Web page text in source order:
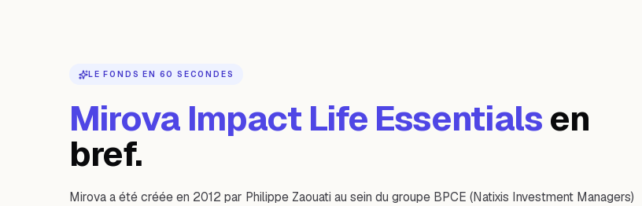
LE FONDS EN 60 SECONDES
Mirova Impact Life Essentialsen
bref.
Mirova a été créée en 2012 par Philippe Zaouati au sein du groupe BPCE (Natixis Investment Managers)